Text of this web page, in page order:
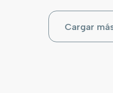
Cargar